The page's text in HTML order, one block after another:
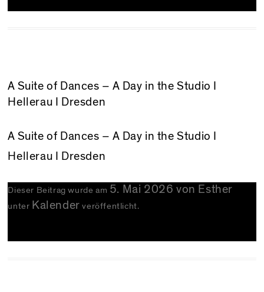
A Suite of Dances – A Day in the Studio I
Hellerau I Dresden
A Suite of Dances – A Day in the Studio
Hellerau I Dresden
Dieser Beitrag wurde am 5. Mai 2026 von Esther
unter Kalender veröffentlicht.